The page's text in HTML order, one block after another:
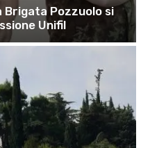
Brigata Pozzuolo si
Unifil